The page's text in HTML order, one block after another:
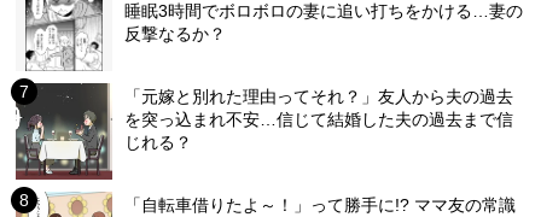
睡眠3時間でボロボロの妻に追い打ちをかける…妻の
反撃なるか？
「元嫁と別れた理由ってそれ？」友人から夫の過去
を突っ込まれ不安…信じて結婚した夫の過去まで信
じれる？
「自転車借りたよ～！」って勝手に!? ママ友の常識